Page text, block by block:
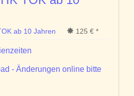
ab 10 Jahren 125 € *
- Änderungen online bitte